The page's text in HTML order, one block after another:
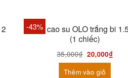
-43%
Bao cao su OLO trắng bi
(1 chiếc)
35,000₫ 20,000₫
Thêm vào giỏ